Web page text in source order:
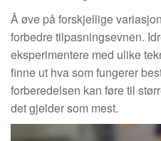
Å øve på forskjellige
forbedre tilpasningsevnen.
eksperimentere med ulike
finne ut hva som fungerer
forberedelsen kan føre til
det gjelder som mest.